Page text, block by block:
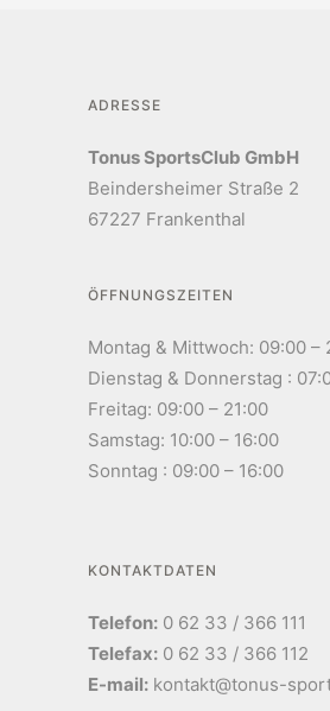
ADRESSE
Tonus SportsClub GmbH
Beindersheimer Straße 2
67227 Frankenthal
ÖFFNUNGSZEITEN
Montag & Mittwoch: 09:00 –
Dienstag & Donnerstag :
Freitag: 09:00 – 21:00
Samstag: 10:00 – 16:00
Sonntag : 09:00 – 16:00
KONTAKTDATEN
Telefon: 0 62 33 / 366 111
Telefax: 0 62 33 / 366 112
E-mail: kontakt@tonus-